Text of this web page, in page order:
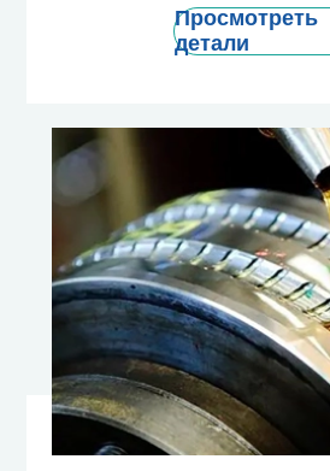
Просмотреть
детали